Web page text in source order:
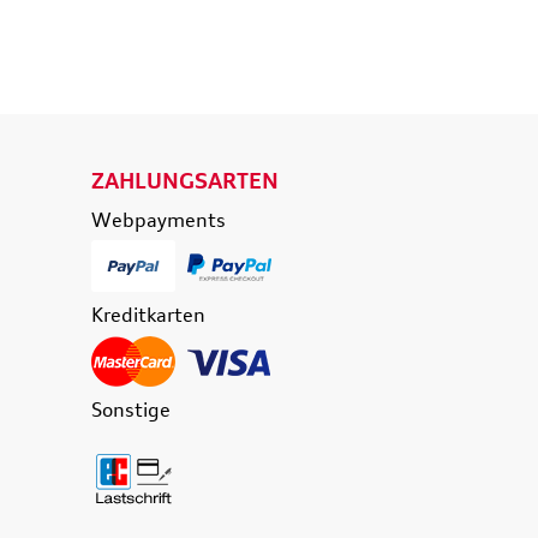
ZAHLUNGSARTEN
Webpayments
Kreditkarten
Sonstige